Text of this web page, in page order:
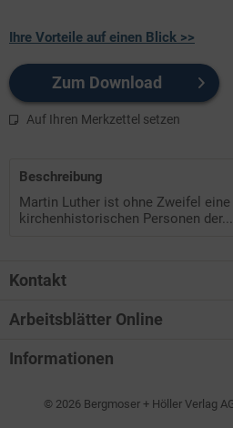
Ihre Vorteile auf einen Blick >>
Zum Download
Auf Ihren Merkzettel setzen
Beschreibung
Martin Luther ist ohne Zweifel
kirchenhistorischen Personen der...
Kontakt
Arbeitsblätter Online
Informationen
© 2026 Bergmoser + Höller Verlag